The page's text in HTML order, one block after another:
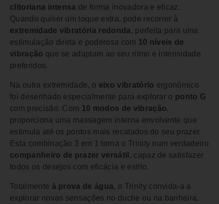
clitoriana intensa de forma inovadora e eficaz.
Quando quiser um toque extra, pode recorrer à
extremidade vibratória redonda , perfeita para uma
estimulação direta e poderosa com 10 níveis de
vibração que se adaptam ao seu ritmo e intensidade
preferidos.
Na outra extremidade, o eixo vibratório ergonómico
foi desenhado especialmente para explorar o ponto G
com precisão. Com 10 modos de vibração,
proporciona uma massagem interna envolvente que
estimula até os pontos mais recatados do seu prazer.
Esta combinação 3 em 1 torna o Trinity num verdadeiro
companheiro de prazer versátil , capaz de satisfazer
todos os desejos com eficácia e estilo.
Totalmente à prova de água, o Trinity convida-a a
explorar novas sensações no duche ou na banheira,